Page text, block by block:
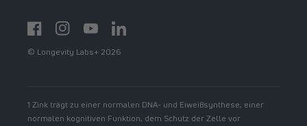
FacebookInstagramYouTubehttps://www.linkedin.com/showcase/
© Longevity Labs+ 2026
1 Zink trägt zu einer normalen DNA- und Eiweißsynthese, einer
normalen kognitiven Funktion, dem Schutz der Zelle vor